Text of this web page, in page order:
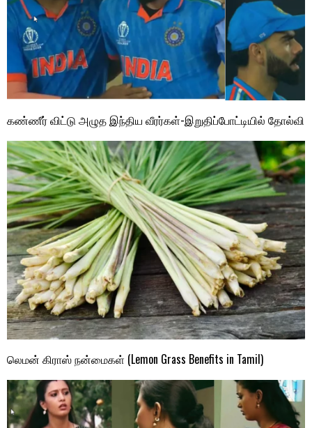
கண்ணீர் விட்டு அழுத இந்திய வீரர்கள்-இறுதிப்போட்டியில் தோல்வி
லெமன் கிராஸ் நன்மைகள் (Lemon Grass Benefits in Tamil)